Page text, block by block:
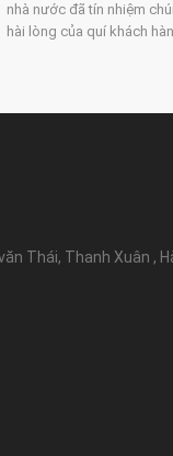
nhà nước đã tín nhiệm
hài lòng của quí khách
Thái, Thanh Xuân ,